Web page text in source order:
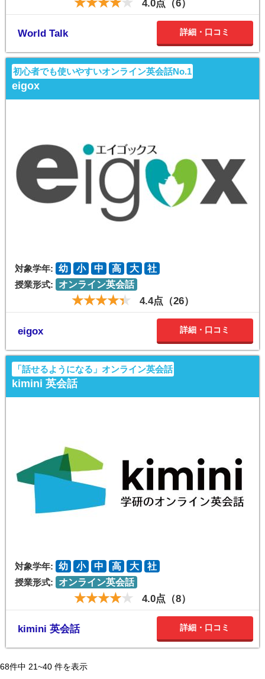
4.0点（6）
World Talk 詳細・口コミ
初心者でも使いやすいオンライン英会話No.1
eigox
対象学年: 幼 小 中 高 大
社
授業形式:
オンライン英会話
4.4点（26）
eigox 詳細・口コミ
「話せるようになる」オンライン英会話
kimini 英会話
対象学年: 幼 小 中 高 大
社
授業形式:
オンライン英会話
4.0点（8）
kimini 英会話 詳細・口コミ
68件中 21~40 件を表示